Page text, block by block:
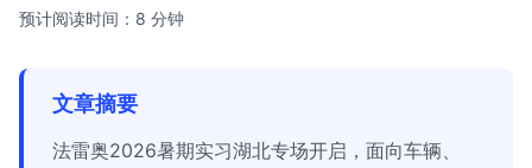
预计阅读时间：8 分钟
文章摘要
法雷奥2026暑期实习湖北专场开启，面向车辆、